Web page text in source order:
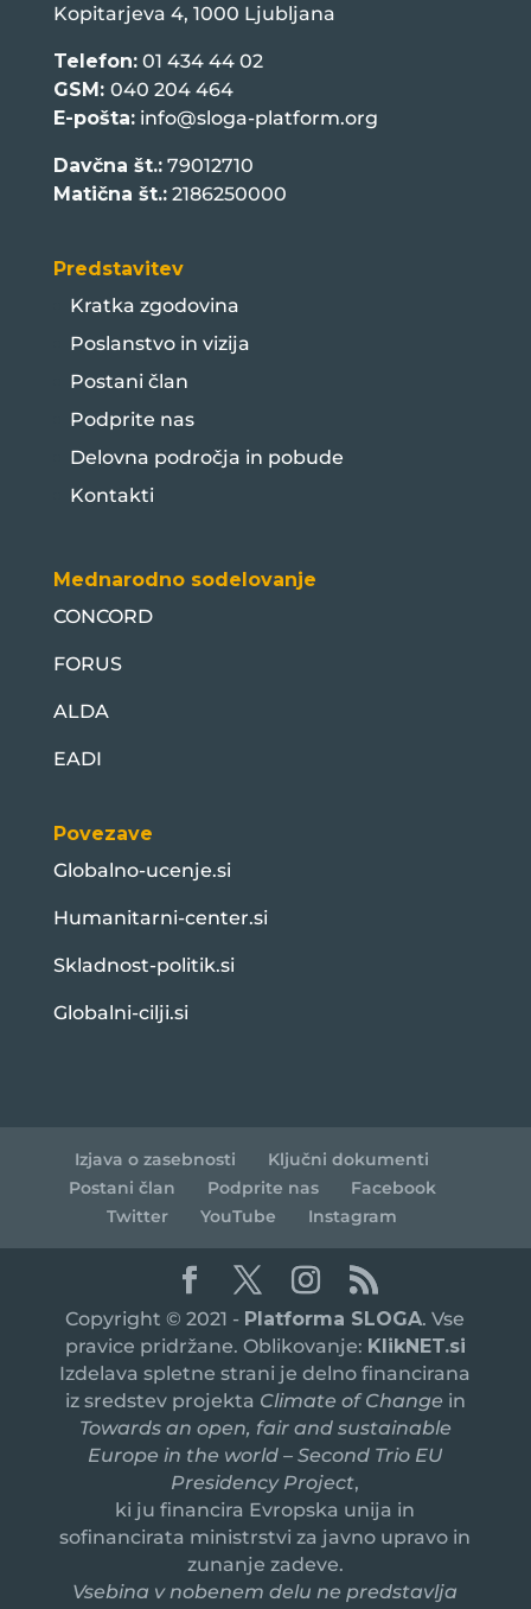
Kopitarjeva 4, 1000 Ljubljana
Telefon:01 434 44 02
GSM: 040 204 464
E-pošta: info@sloga-platform.org
Davčna št.:79012710
Matična št.:2186250000
Predstavitev
Kratka zgodovina
Poslanstvo in vizija
Postani član
Podprite nas
Delovna področja in pobude
Kontakti
Mednarodno sodelovanje
CONCORD
FORUS
ALDA
EADI
Povezave
Globalno-ucenje.si
Humanitarni-center.si
Skladnost-politik.si
Globalni-cilji.si
Izjava o zasebnosti
Ključni dokumenti
Postani član
Podprite nas
Facebook
Twitter
YouTube Instagram
Copyright © 2021 - Platforma SLOGA. Vse
pravice pridržane. Oblikovanje: KlikNET.si
Izdelava spletne strani je delno financirana
iz sredstev projekta Climate of Change in
Towards an open, fair and sustainable
Europe in the world – Second Trio EU
Presidency Project,
ki ju financira Evropska unija in
sofinancirata ministrstvi za javno upravo in
zunanje zadeve.
Vsebina v nobenem delu ne predstavlja